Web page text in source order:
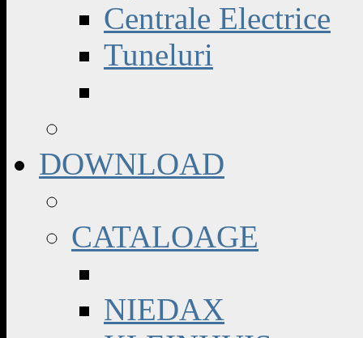
Centrale Electrice
Tuneluri
DOWNLOAD
CATALOAGE
NIEDAX